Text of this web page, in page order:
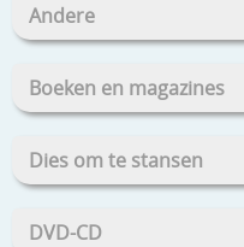
Andere
Boeken en magazines
Dies om te stansen
DVD-CD